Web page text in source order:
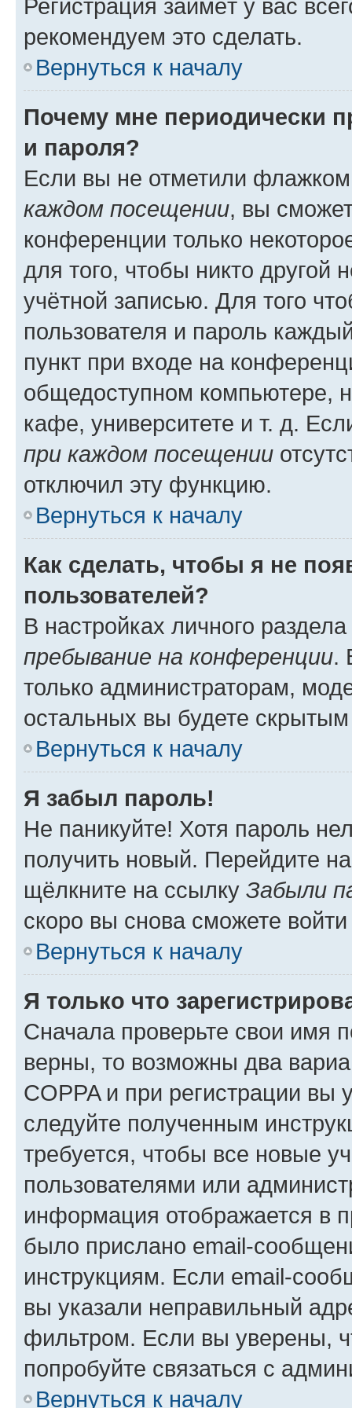
Регистрация займёт у вас
рекомендуем это сделать.
Вернуться к началу
Почему мне периодически
и пароля?
Если вы не отметили
каждом посещении, вы
конференции только
для того, чтобы никто другой
учётной записью. Для того
пользователя и пароль
пункт при входе на
общедоступном компьютере,
кафе, университете и т. д.
при каждом посещении
отключил эту функцию.
Вернуться к началу
Как сделать, чтобы я не
пользователей?
В настройках личного
пребывание на конференции.
только администраторам,
остальных вы будете
Вернуться к началу
Я забыл пароль!
Не паникуйте! Хотя пароль
получить новый. Перейдите
щёлкните на ссылку Забыли
скоро вы снова сможете
Вернуться к началу
Я только что
Сначала проверьте свои имя
верны, то возможны два
COPPA и при регистрации вы
следуйте полученным
требуется, чтобы все новые
пользователями или
информация отображается в
было прислано email-
инструкциям. Если email-
вы указали неправильный
фильтром. Если вы уверены,
попробуйте связаться с
Вернуться к началу